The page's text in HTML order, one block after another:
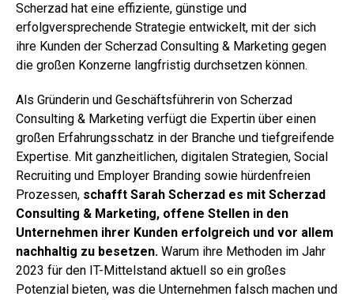
Scherzad hat eine effiziente, günstige und
erfolgversprechende Strategie entwickelt, mit der sich
ihre Kunden der Scherzad Consulting & Marketing gegen
die großen Konzerne langfristig durchsetzen können.
Als Gründerin und Geschäftsführerin von Scherzad
Consulting & Marketing verfügt die Expertin über einen
großen Erfahrungsschatz in der Branche und tiefgreifende
Expertise. Mit ganzheitlichen, digitalen Strategien, Social
Recruiting und Employer Branding sowie hürdenfreien
Prozessen, schafft Sarah Scherzad es mit Scherzad
Consulting & Marketing, offene Stellen in den
Unternehmen ihrer Kunden erfolgreich und vor allem
nachhaltig zu besetzen. Warum ihre Methoden im Jahr
2023 für den IT-Mittelstand aktuell so ein großes
Potenzial bieten, was die Unternehmen falsch machen und